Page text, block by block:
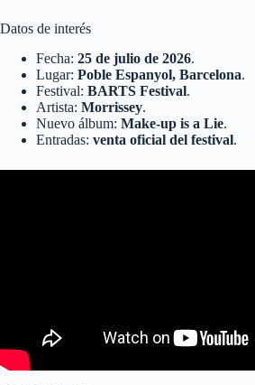
Datos de interés
Fecha: 25 de julio de 2026.
Lugar: Poble Espanyol, Barcelona.
Festival: BARTS Festival.
Artista: Morrissey.
Nuevo álbum: Make-up is a Lie.
Entradas: venta oficial del festival.